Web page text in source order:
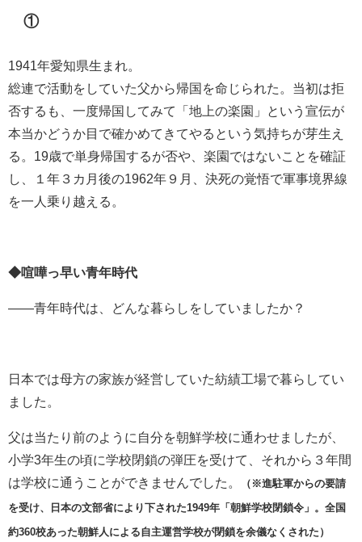
①
1941年愛知県生まれ。
総連で活動をしていた父から帰国を命じられた。当初は拒
否するも、一度帰国してみて「地上の楽園」という宣伝が
本当かどうか目で確かめてきてやるという気持ちが芽生え
る。 19歳で単身帰国するが否や、楽園ではないことを確証
し、１年３カ月後の1962年９月、決死の覚悟で軍事境界線
を一人乗り越える。
◆喧嘩っ早い青年時代
――青年時代は、どんな暮らしをしていましたか？
日本では母方の家族が経営していた紡績工場で暮らしてい
ました。
父は当たり前のように自分を朝鮮学校に通わせましたが、
小学3年生の頃に学校閉鎖の弾圧を受けて、それから３年間
は学校に通うことができませんでした。
（※進駐軍からの要請
を受け、日本の文部省により下された1949年「朝鮮学校閉鎖令」。全国
約360校あった朝鮮人による自主運営学校が閉鎖を余儀なくされた）